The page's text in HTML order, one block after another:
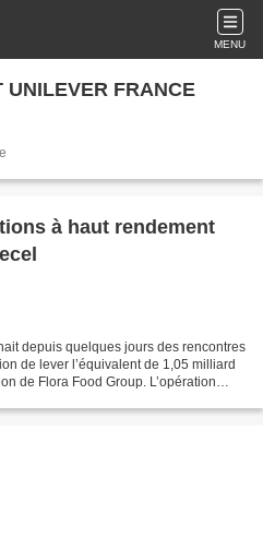
MENU
UNILEVER FRANCE
à haut rendement
depuis quelques jours des rencontres
de lever l’équivalent de 1,05 milliard
de Flora Food Group. L’opération